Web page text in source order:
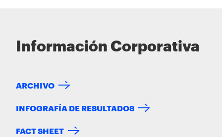
Información Corporativa
ARCHIVO
INFOGRAFÍA DE RESULTADOS
FACT SHEET